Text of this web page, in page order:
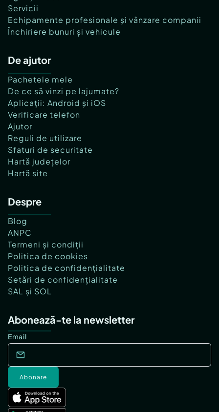
Servicii
Echipamente profesionale și vânzare companii
Închiriere bunuri și vehicule
De ajutor
Pachetele mele
De ce să vinzi pe lajumate?
Aplicații: Android și iOS
Verificare telefon
Ajutor
Reguli de utilizare
Sfaturi de securitate
Hartă județelor
Hartă site
Despre
Blog
ANPC
Termeni și condiții
Politica de cookies
Politica de confidențialitate
Setări de confidențialitate
SAL și SOL
Abonează-te la newsletter
Email
Abonare